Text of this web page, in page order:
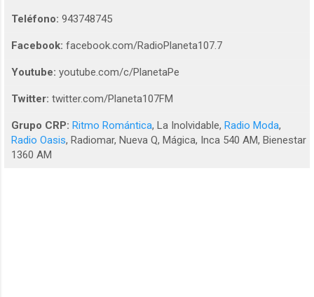
Teléfono: 943748745
Facebook: facebook.com/RadioPlaneta107.7
Youtube: youtube.com/c/PlanetaPe
Twitter: twitter.com/Planeta107FM
Grupo CRP: Ritmo Romántica, La Inolvidable, Radio Moda,
Radio Oasis, Radiomar, Nueva Q, Mágica, Inca 540 AM, Bienestar
1360 AM